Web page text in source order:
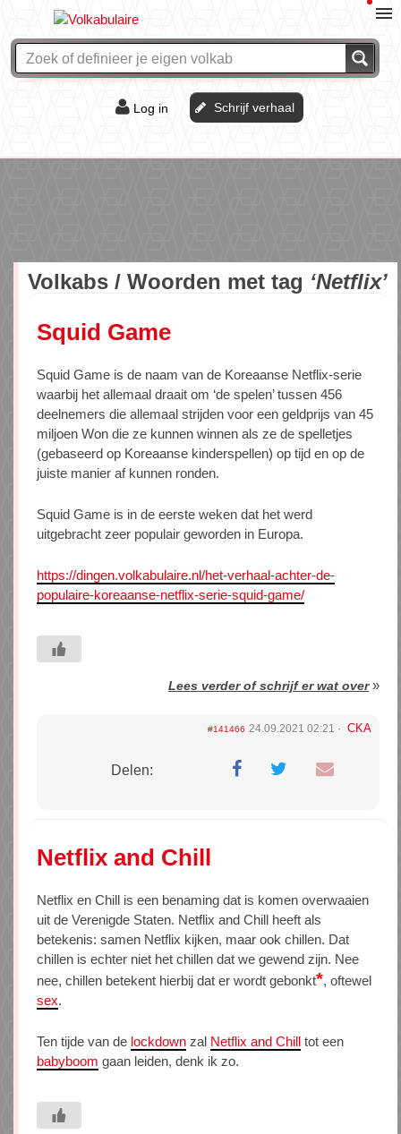
Log in Schrijf verhaal
Volkabs / Woorden met tag ‘Netflix’
Squid Game
Squid Game is de naam van de Koreaanse Netflix-serie
waarbij het allemaal draait om ‘de spelen’ tussen 456
deelnemers die allemaal strijden voor een geldprijs van 45
miljoen Won die ze kunnen winnen als ze de spelletjes
(gebaseerd op Koreaanse kinderspellen) op tijd en op de
juiste manier af kunnen ronden.
Squid Game is in de eerste weken dat het werd
uitgebracht zeer populair geworden in Europa.
https://dingen.volkabulaire.nl/het-verhaal-achter-de-
populaire-koreaanse-netflix-serie-squid-game/
Lees verder of schrijf er wat over»
#141466 24.09.2021 02:21 CKA
Delen:
Netflix and Chill
Netflix en Chill is een benaming dat is komen overwaaien
uit de Verenigde Staten. Netflix and Chill heeft als
betekenis: samen Netflix kijken, maar ook chillen. Dat
chillen is echter niet het chillen dat we gewend zijn. Nee
nee, chillen betekent hierbij dat er wordt gebonkt*, oftewel
sex.
Ten tijde van de lockdown zal Netflix and Chill tot een
babyboom gaan leiden, denk ik zo.